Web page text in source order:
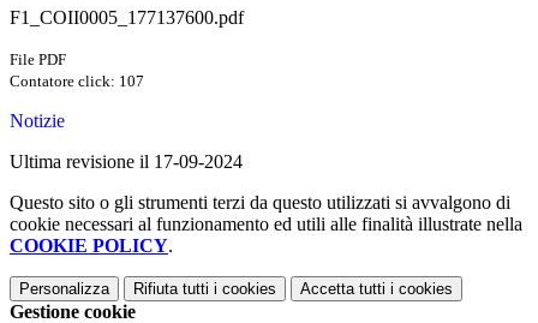
F1_COII0005_177137600.pdf
File PDF
Contatore click: 107
Notizie
Ultima revisione il 17-09-2024
Questo sito o gli strumenti terzi da questo utilizzati si avvalgono di
cookie necessari al funzionamento ed utili alle finalità illustrate nella
COOKIE POLICY.
Personalizza Rifiuta tutti i cookies Accetta tutti i cookies
Gestione cookie